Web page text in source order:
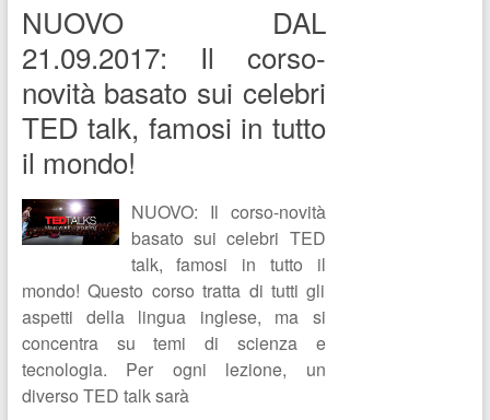
NUOVO DAL
21.09.2017: Il corso-
novità basato sui celebri
TED talk, famosi in tutto
il mondo!
NUOVO: Il corso-novità
basato sui celebri TED
talk, famosi in tutto il
mondo! Questo corso tratta di tutti gli
aspetti della lingua inglese, ma si
concentra su temi di scienza e
tecnologia. Per ogni lezione, un
diverso TED talk sarà